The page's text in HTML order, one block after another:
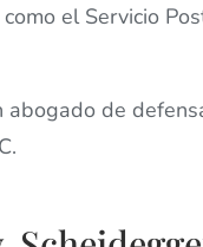
el Servicio
abogado de